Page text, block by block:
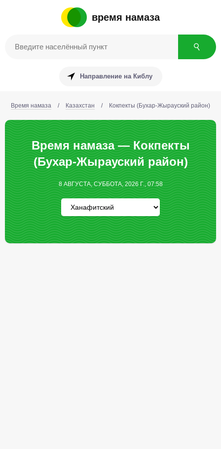
время намаза
Направление на Киблу
Время намаза / Казахстан / Кокпекты (Бухар-Жырауский район)
Время намаза — Кокпекты
(Бухар-Жырауский район)
8 АВГУСТА, СУББОТА, 2026 Г., 07:58